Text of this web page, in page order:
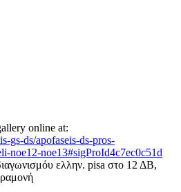
online at:
gs-ds/apofaseis-ds-pros-
noe12-noe13#sigProId4c7ec0c51d
ελλην. pisa στο 12 ΔΒ,